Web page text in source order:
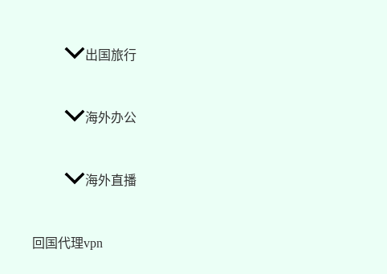
出国旅行
海外办公
海外直播
回国代理vpn